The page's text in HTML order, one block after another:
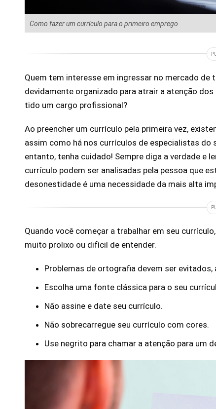
Como fazer um currículo para o primeiro emprego
Quem tem interesse em ingressar no mercado
devidamente organizado para atrair a atenção
tido um cargo profissional?
Ao preencher um currículo pela primeira vez,
assim como há nos currículos de especialistas
entanto, tenha cuidado! Sempre diga a verdade e
currículo podem ser analisadas pela pessoa que
desonestidade é uma necessidade da mais alta
Quando você começar a trabalhar em seu
muito prolixo ou difícil de entender.
Problemas de ortografia devem ser
Escolha uma fonte clássica para o seu
Não assine e date seu currículo.
Não sobrecarregue seu currículo com cores.
Use negrito para chamar a atenção para um